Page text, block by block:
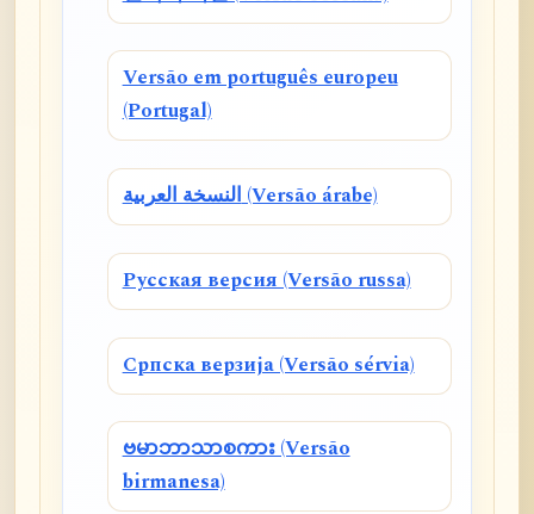
Versão em português europeu
(Portugal)
النسخة العربية (Versão árabe)
Русская версия (Versão russa)
Српска верзија (Versão sérvia)
ဗမာဘာသာစကား (Versão
birmanesa)